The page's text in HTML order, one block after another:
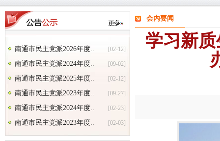
南通市民主党派2026年度.. [02-12]
南通市民主党派2024年度.. [09-02]
南通市民主党派2025年度.. [02-12]
南通市民主党派2023年度.. [09-27]
南通市民主党派2024年度.. [02-23]
南通市民主党派2023年度.. [02-03]
会内要闻
学习新